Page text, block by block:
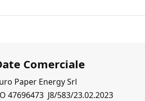
Comerciale
Paper Energy Srl
47696473 J8/583/23.02.2023